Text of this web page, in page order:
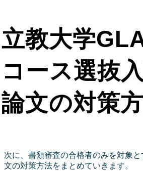
立教大学
コース選抜
論文の対策
次に、書類審査の合格者のみを対象
文の対策方法をまとめていきます。